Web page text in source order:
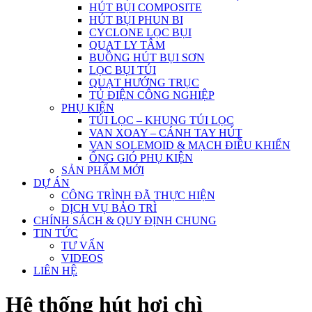
HÚT BỤI COMPOSITE
HÚT BỤI PHUN BI
CYCLONE LỌC BỤI
QUẠT LY TÂM
BUỒNG HÚT BỤI SƠN
LỌC BỤI TÚI
QUẠT HƯỚNG TRỤC
TỦ ĐIỆN CÔNG NGHIỆP
PHỤ KIỆN
TÚI LỌC – KHUNG TÚI LỌC
VAN XOAY – CÁNH TAY HÚT
VAN SOLEMOID & MẠCH ĐIỀU KHIỂN
ỐNG GIÓ PHỤ KIỆN
SẢN PHẨM MỚI
DỰ ÁN
CÔNG TRÌNH ĐÃ THỰC HIỆN
DỊCH VỤ BẢO TRÌ
CHÍNH SÁCH & QUY ĐỊNH CHUNG
TIN TỨC
TƯ VẤN
VIDEOS
LIÊN HỆ
Hệ thống hút hơi chì